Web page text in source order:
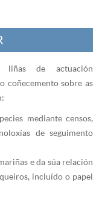
liñas de actuación
coñecemento sobre as
mediante censos,
de seguimento
e da súa relación
incluído o papel